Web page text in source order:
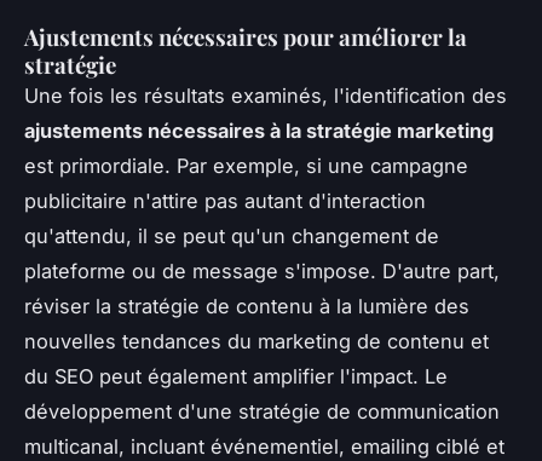
Ajustements nécessaires pour améliorer la
stratégie
Une fois les résultats examinés, l'identification des
ajustements nécessaires à la stratégie marketing
est primordiale. Par exemple, si une campagne
publicitaire n'attire pas autant d'interaction
qu'attendu, il se peut qu'un changement de
plateforme ou de message s'impose. D'autre part,
réviser la stratégie de contenu à la lumière des
nouvelles tendances du marketing de contenu et
du SEO peut également amplifier l'impact. Le
développement d'une stratégie de communication
multicanal, incluant événementiel, emailing ciblé et